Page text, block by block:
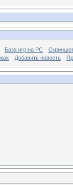
База игр на РС
Добавить новость